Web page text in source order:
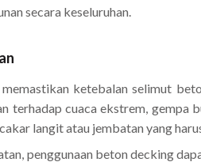
secara keseluruhan.
ketebalan selimut
terhadap cuaca ekstrem,
langit atau jembatan yang
penggunaan beton decking